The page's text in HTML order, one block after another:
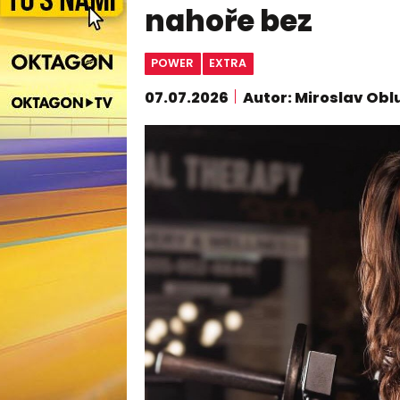
nahoře bez
POWER EXTRA
07.07.2026 Autor: Miroslav